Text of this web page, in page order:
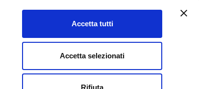
Accetta tutti
Accetta selezionati
Rifiuta